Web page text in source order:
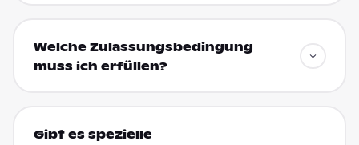
Welche Zulassungsbedingung
muss ich erfüllen?
Gibt es spezielle